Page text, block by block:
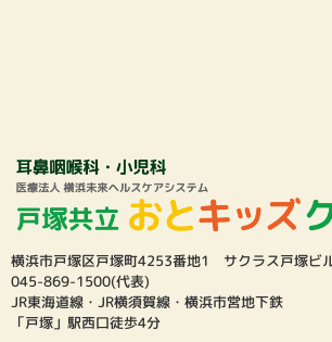
横浜市戸塚区戸塚町4253番地1 サクラス戸塚ビ
045-869-1500(代表)
JR東海道線・JR横須賀線・横浜市営地下鉄
「戸塚」駅西口徒歩4分